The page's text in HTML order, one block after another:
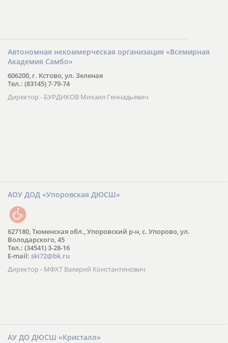
Автономная некоммерческая организация «Всемирная
Академия Самбо»
606200, г. Кстово, ул. Зеленая
Тел.: (83145) 7-79-74
Директор - БУРДИКОВ Михаил Геннадьевич
АОУ ДОД «Упоровская ДЮСШ»
627180, Тюменская обл., Упоровский р-н, с. Упорово, ул.
Володарского, 45
Тел.: (34541) 3-28-16
E-mail: ski72@bk.ru
Директор - МФХТ Валерий Константинович
АУ ДО ДЮСШ «Кристалл»